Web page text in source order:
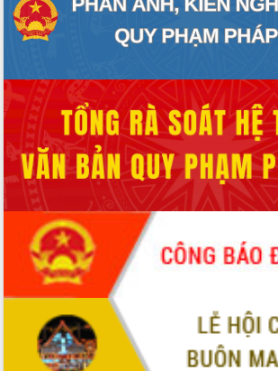
Phó Chủ tịch Thường trực UBND tỉnh
Hồ Thị Nguyên Thảo làm việc tại Trung
tâm Phục vụ hành chính công xã Ea
Xây dựng nền hành chính số đồng
hành cùng nông dân dân, doanh nghiệp
Giai đoạn 2026-2030, Đắk Lắk phấn
đấu có 77% xã đạt chuẩn nông thôn
mới
Chuyển đổi số 'mở đường' cho nông
nghiệp Đắk Lắk tăng trưởng bứt phá
Triển khai đồng bộ đo đạc, lập hồ sơ
địa chính, hoàn thiện cơ sở dữ liệu đất
đai
Ứng dụng sinh trắc học - Bước tiến
trong hành trình chuyển đổi số tại Đắk
Đắk Lắk nâng cao hiệu quả công tác
Đảng từ Sổ tay đảng viên điện tử